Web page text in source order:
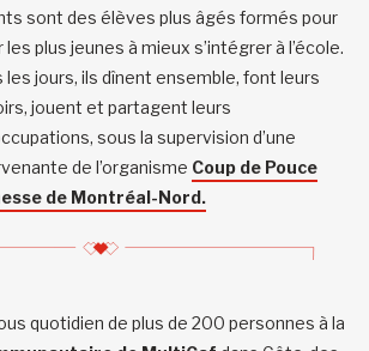
sont des élèves plus âgés formés pour
les plus jeunes à mieux s’intégrer à l’école.
les jours, ils dînent ensemble, font leurs
jouent et partagent leurs
sous la supervision d’une
de l’organisme Coup de Pouce
de Montréal-Nord.
quotidien de plus de 200 personnes à la